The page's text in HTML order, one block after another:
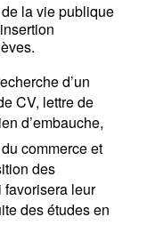
la vie publique
d’un
CV, lettre de
d’embauche,
commerce et
des
leur
des études en